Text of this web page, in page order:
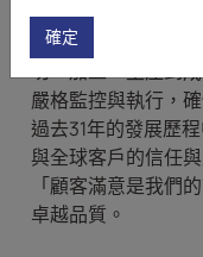
為了達到百分之百
興投入了大量資金
切、加工、生產到
嚴格監控與執行，
過去31年的發展歷
與全球客戶的信任
「顧客滿意是我們
卓越品質。
確定